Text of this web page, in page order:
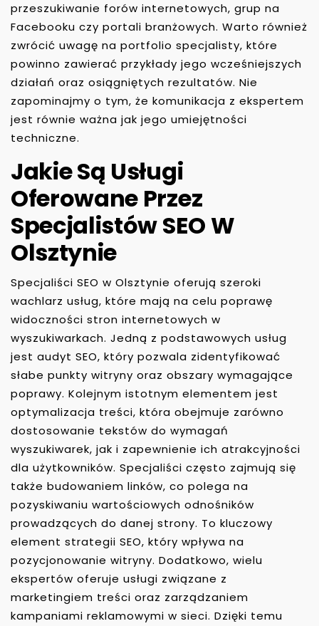
przeszukiwanie forów internetowych, grup na
Facebooku czy portali branżowych. Warto również
zwrócić uwagę na portfolio specjalisty, które
powinno zawierać przykłady jego wcześniejszych
działań oraz osiągniętych rezultatów. Nie
zapominajmy o tym, że komunikacja z ekspertem
jest równie ważna jak jego umiejętności
techniczne.
Jakie Są Usługi
Oferowane Przez
Specjalistów SEO W
Olsztynie
Specjaliści SEO w Olsztynie oferują szeroki
wachlarz usług, które mają na celu poprawę
widoczności stron internetowych w
wyszukiwarkach. Jedną z podstawowych usług
jest audyt SEO, który pozwala zidentyfikować
słabe punkty witryny oraz obszary wymagające
poprawy. Kolejnym istotnym elementem jest
optymalizacja treści, która obejmuje zarówno
dostosowanie tekstów do wymagań
wyszukiwarek, jak i zapewnienie ich atrakcyjności
dla użytkowników. Specjaliści często zajmują się
także budowaniem linków, co polega na
pozyskiwaniu wartościowych odnośników
prowadzących do danej strony. To kluczowy
element strategii SEO, który wpływa na
pozycjonowanie witryny. Dodatkowo, wielu
ekspertów oferuje usługi związane z
marketingiem treści oraz zarządzaniem
kampaniami reklamowymi w sieci. Dzięki temu